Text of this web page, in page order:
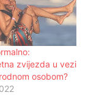
zvijezda u vezi
osobom?